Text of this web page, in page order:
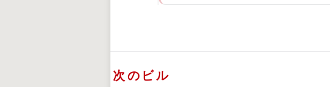
次のビル